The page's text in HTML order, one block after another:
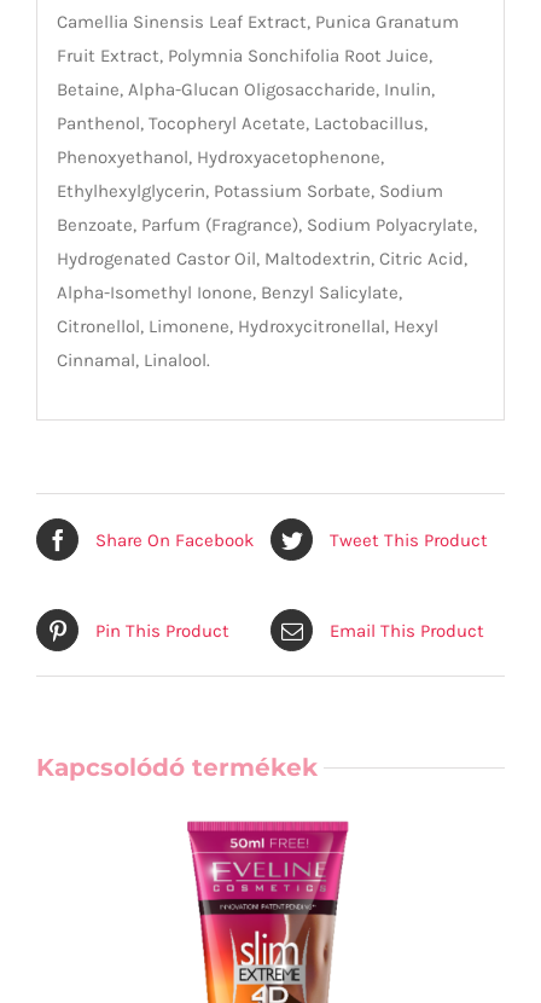
Camellia Sinensis Leaf Extract, Punica Granatum
Fruit Extract, Polymnia Sonchifolia Root Juice,
Betaine, Alpha-Glucan Oligosaccharide, Inulin,
Panthenol, Tocopheryl Acetate, Lactobacillus,
Phenoxyethanol, Hydroxyacetophenone,
Ethylhexylglycerin, Potassium Sorbate, Sodium
Benzoate, Parfum (Fragrance), Sodium Polyacrylate,
Hydrogenated Castor Oil, Maltodextrin, Citric Acid,
Alpha-Isomethyl Ionone, Benzyl Salicylate,
Citronellol, Limonene, Hydroxycitronellal, Hexyl
Cinnamal, Linalool.
Share On Facebook Tweet This Product
Pin This Product Email This Product
Kapcsolódó termékek